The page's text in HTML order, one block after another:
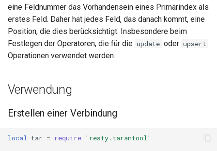
coolkit
dav-ext
doh
dynamic-etag
dynamic-limit-req
delete Beispiele
call
hide_version_header
GitHub
eine Feldnummer das Vorhandensein eines Primärindex als
erstes Feld. Daher hat jedes Feld, das danach kommt, eine
Position, die dies berücksichtigt. Insbesondere beim
Festlegen der Operatoren, die für die update oder upsert
Operationen verwendet werden.
Verwendung
Erstellen einer Verbindung
local tar = require 'resty.tarantool'